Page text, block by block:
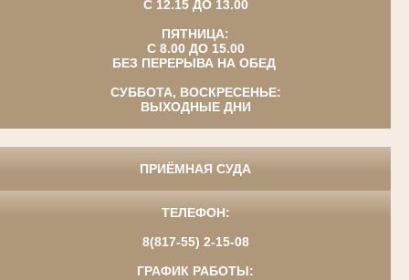
С 12.15 ДО 13.00
ПЯТНИЦА:
С 8.00 ДО 15.00
БЕЗ ПЕРЕРЫВА НА ОБЕД
СУББОТА, ВОСКРЕСЕНЬЕ:
ВЫХОДНЫЕ ДНИ
ПРИЁМНАЯ СУДА
ТЕЛЕФОН:
8(817-55) 2-15-08
ГРАФИК РАБОТЫ: